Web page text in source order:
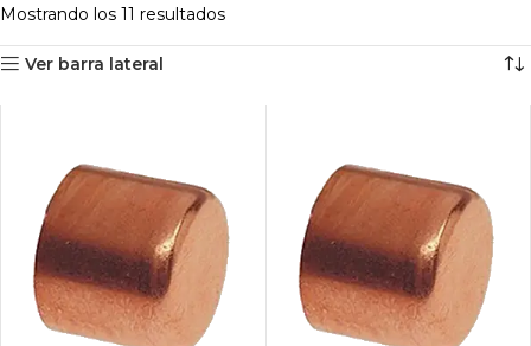
Mostrando los 11 resultados
Ver barra lateral